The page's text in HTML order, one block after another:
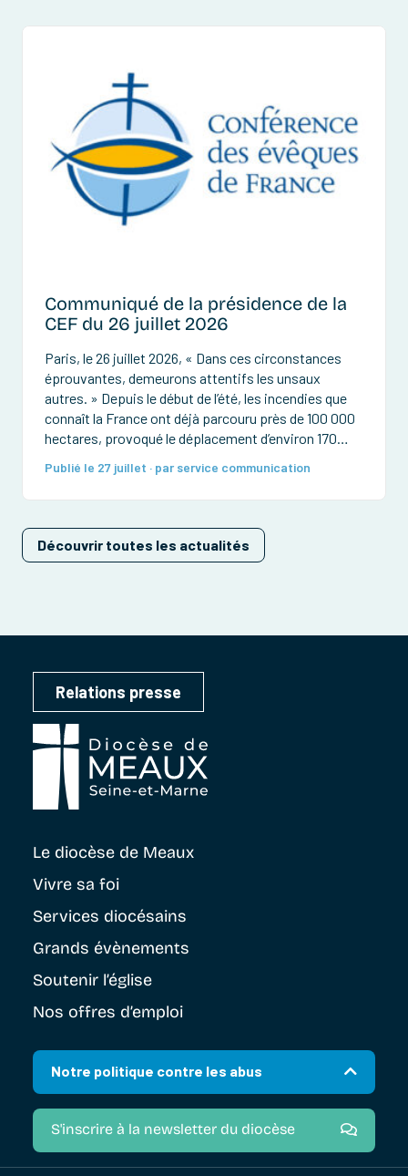
Communiqué de la présidence de la
CEF du 26 juillet 2026
Paris, le 26 juillet 2026, « Dans ces circonstances
éprouvantes, demeurons attentifs les unsaux
autres. » Depuis le début de l’été, les incendies que
connaît la France ont déjà parcouru près de 100 000
hectares, provoqué le déplacement d’environ 170
habitations et forêts. Des pompiers ont été
Publié le 27 juillet · par service communication
Découvrir toutes les actualités
Relations presse
Le diocèse de Meaux
Vivre sa foi
Services diocésains
Grands évènements
Soutenir l’église
Nos offres d’emploi
Notre politique contre les abus
S'inscrire à la newsletter du diocèse